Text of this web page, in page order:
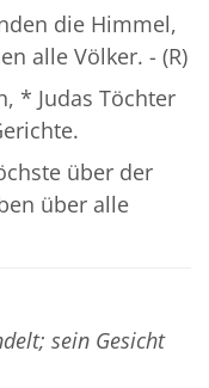
die Himmel,
alle Völker. - (R)
* Judas Töchter
über der
über alle
sein Gesicht